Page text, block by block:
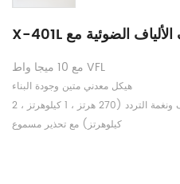
مع 10 ميجا واط VFL
هيكل معدني متين وجودة البناء
يحدد بشكل فعال اتجاه إرسال الألياف ونغمة التردد (270 هرتز ، 1 كيلوهرتز ، 2
كيلوهرتز) مع تحذير مسموع